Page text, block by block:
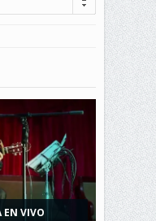
EN VIVO